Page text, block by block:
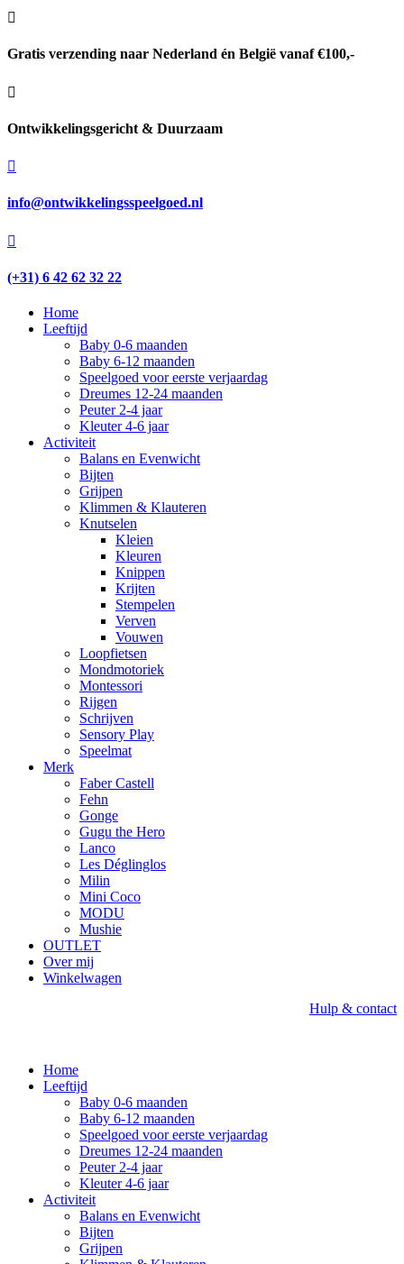

Gratis verzending naar Nederland én België vanaf €100,-

Ontwikkelingsgericht & Duurzaam

info@ontwikkelingsspeelgoed.nl

(+31) 6 42 62 32 22
Home
Leeftijd
Baby 0-6 maanden
Baby 6-12 maanden
Speelgoed voor eerste verjaardag
Dreumes 12-24 maanden
Peuter 2-4 jaar
Kleuter 4-6 jaar
Activiteit
Balans en Evenwicht
Bijten
Grijpen
Klimmen & Klauteren
Knutselen
Kleien
Kleuren
Knippen
Krijten
Stempelen
Verven
Vouwen
Loopfietsen
Mondmotoriek
Montessori
Rijgen
Schrijven
Sensory Play
Speelmat
Merk
Faber Castell
Fehn
Gonge
Gugu the Hero
Lanco
Les Déglinglos
Milin
Mini Coco
MODU
Mushie
OUTLET
Over mij
Winkelwagen
Hulp & contact
Home
Leeftijd
Baby 0-6 maanden
Baby 6-12 maanden
Speelgoed voor eerste verjaardag
Dreumes 12-24 maanden
Peuter 2-4 jaar
Kleuter 4-6 jaar
Activiteit
Balans en Evenwicht
Bijten
Grijpen